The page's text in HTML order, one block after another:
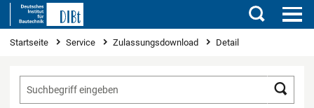
Suchen
Sie sind hier
Startseite Service Zulassungsdownload Detail